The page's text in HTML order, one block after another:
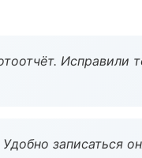
Исправили
записаться